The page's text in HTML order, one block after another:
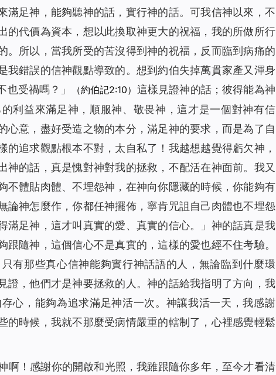
滿足神，能夠聽神的話，實行神的話。可我信神以來，不
的代價為資本，想以此換取神更大的祝福，我的所做所行
。所以，當我所受的苦沒得到神的祝福，反而臨到病痛的
我錯誤的信神觀點導致的。想到約伯失掉萬貫家產又渾身
受禍嗎？」
（約伯記2:10） 這樣見證神的話；彼得能為神
利益來滿足神，順服神、敬畏神，這才是一個對神有信
心意，盡好受造之物的本分，滿足神的要求，而是為了自
追求觀點根本不對，太自私了！我越想越覺得虧欠神，
神的話，真是愧對神對我的拯救，不配活在神面前。我又
不體貼肉體、不埋怨神，在神向你隱藏的時候，你能夠有
論神怎麼作，你都任神擺佈，寧肯咒詛自己肉體也不埋怨
足神，這才叫真實的愛、真實的信心。
」神的話真是我
隨神，這個信心不是真實的，這樣的愛也經不住考驗。
有那些真心信神能夠實行神話語的人，無論臨到什麼環
證，他們才是神要拯救的人。神的話給我指明了方向，我
心，能夠為追求滿足神活一次。神讓我活一天，我感謝
的時候，我就不那麼受病情嚴重的轄制了，心裡感覺輕鬆
啊！感謝你的開啟和光照，我雖跟隨你多年，至今才看清